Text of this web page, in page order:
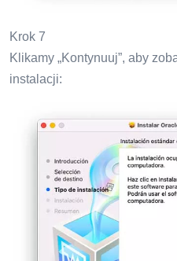
Krok 7
Klikamy „Kontynuuj”, aby
instalacji: